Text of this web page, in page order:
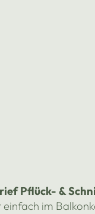
Pflück- &
einfach im